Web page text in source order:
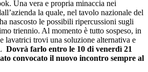
Una vera e propria minaccia nei
la quale, nel tavolo nazionale del
nascosto le possibili ripercussioni sugli
triennio. Al momento è tutto sospeso, in
lavatrici trovi una soluzione alternativa e
Dovrà farlo entro le 10 di venerdì 21
convocato il nuovo incontro sempre al